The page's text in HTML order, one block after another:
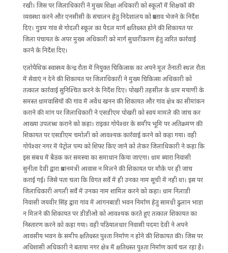
रखी। जिस पर जिलाधिकारी ने मुख्य शिक्षा अधिकारी को स्कूलों में शिक्षकों की
व्यवस्था करने और एनसीसी के संचालन हेतु निदेशालय को प्रस्ताव भेजने के निर्देश
दिए। गुडम गांव से गोदली स्कूल का पैदल मार्ग क्षतिग्रस्त होने की शिकायत पर
जिला पंचायत के अपर मुख्य अधिकारी को मार्ग सुधारीकरण हेतु त्वरित कार्रवाई
करने के निर्देश दिए।
एलोपैथिक स्वास्थ्य केन्द्र रौता में नियुक्त चिकित्सक का अपने मूल तैनाती स्थल रौता
में सेवाएं न देने की शिकायत पर जिलाधिकारी ने मुख्य चिकित्सा अधिकारी को
तत्काल कार्रवाई सुनिश्चित करने के निर्देश दिए। पोखरी तहसील के ग्राम मयाणी के
समस्त ग्रामवासियों की गांव में अवैध खनन की शिकायत और गांव क्षेत्र का सीमांकन
कराने की मांग पर जिलाधिकारी ने एसडीएम पोखरी को स्वयं मामले की जांच कर
आख्या उपलब्ध कराने को कहा। राइका गोपेश्वर के समीप भूमि पर अतिक्रमण की
शिकायत पर एसडीएम चमोली को आवश्यक कार्रवाई करने को कहा गया। वही
गोपेश्वर नगर में पेट्रोल पम्प को शिफ्ट किए जाने को लेकर जिलाधिकारी ने कहा कि
इस संबध में बैठक कर समस्या का समाधान किया जाएगा। ग्राम ब्यारा निवासी
सुनीता देवी द्वारा प्रधानमंत्री आवास न मिलने की शिकायत पर मौके पर ही जांच
कराई गई। जिसे पता चला कि विगत सर्वे में ही उनका नाम सूची में नही था। इस पर
जिलाधिकारी अगली सर्वे में उनका नाम शामिल करने को कहा। ग्राम निलाडी
निवासी जयवीर सिंह द्वारा गांव में आंगनबाडी भवन निर्माण हेतु सामग्री ढुलान भाडा
न मिलने की शिकायत पर डीडीओ को आवश्यक करते हुए तत्काल शिकायत का
निस्तारण करने को कहा गया। वही पठियालधार निवासी पदमा देवी ने अपने
आवसीय भवन के समीप क्षतिग्रस्त पुश्ता निर्माण न होने की शिकायत की। जिस पर
अधिशासी अधिकारी ने बताया नगर क्षेत्र में क्षतिग्रस्त पुश्ता निर्माण कार्य चल रहा है।